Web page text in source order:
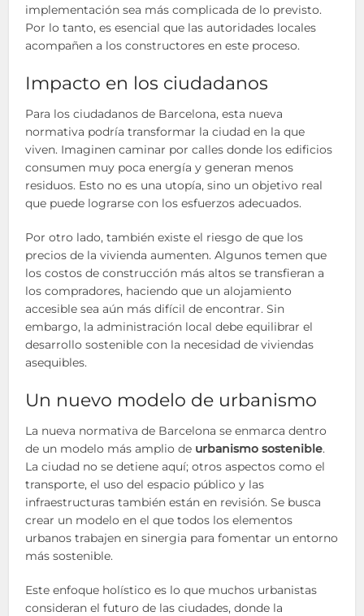
implementación sea más complicada de lo previsto.
Por lo tanto, es esencial que las autoridades locales
acompañen a los constructores en este proceso.
Impacto en los ciudadanos
Para los ciudadanos de Barcelona, esta nueva
normativa podría transformar la ciudad en la que
viven. Imaginen caminar por calles donde los edificios
consumen muy poca energía y generan menos
residuos. Esto no es una utopía, sino un objetivo real
que puede lograrse con los esfuerzos adecuados.
Por otro lado, también existe el riesgo de que los
precios de la vivienda aumenten. Algunos temen que
los costos de construcción más altos se transfieran a
los compradores, haciendo que un alojamiento
accesible sea aún más difícil de encontrar. Sin
embargo, la administración local debe equilibrar el
desarrollo sostenible con la necesidad de viviendas
asequibles.
Un nuevo modelo de urbanismo
La nueva normativa de Barcelona se enmarca dentro
de un modelo más amplio de urbanismo sostenible.
La ciudad no se detiene aquí; otros aspectos como el
transporte, el uso del espacio público y las
infraestructuras también están en revisión. Se busca
crear un modelo en el que todos los elementos
urbanos trabajen en sinergia para fomentar un entorno
más sostenible.
Este enfoque holístico es lo que muchos urbanistas
consideran el futuro de las ciudades, donde la